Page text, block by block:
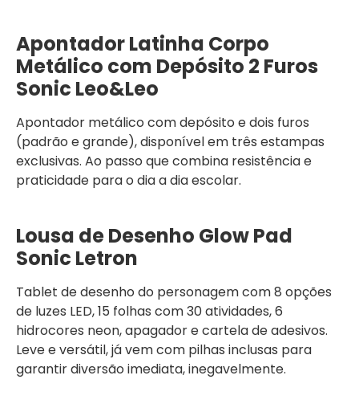
Apontador Latinha Corpo
Metálico com Depósito 2 Furos
Sonic Leo&Leo
Apontador metálico com depósito e dois furos
(padrão e grande), disponível em três estampas
exclusivas. Ao passo que combina resistência e
praticidade para o dia a dia escolar.
Lousa de Desenho Glow Pad
Sonic Letron
Tablet de desenho do personagem com 8 opções
de luzes LED, 15 folhas com 30 atividades, 6
hidrocores neon, apagador e cartela de adesivos.
Leve e versátil, já vem com pilhas inclusas para
garantir diversão imediata, inegavelmente.